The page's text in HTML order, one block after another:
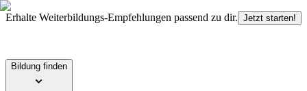
Erhalte Weiterbildungs-Empfehlungen passend zu dir. Jetzt starten!
Bildung finden